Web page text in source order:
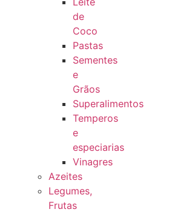
de
Coco
Pastas
Sementes
e
Grãos
Superalimentos
Temperos
e
especiarias
Vinagres
Azeites
Legumes,
Frutas